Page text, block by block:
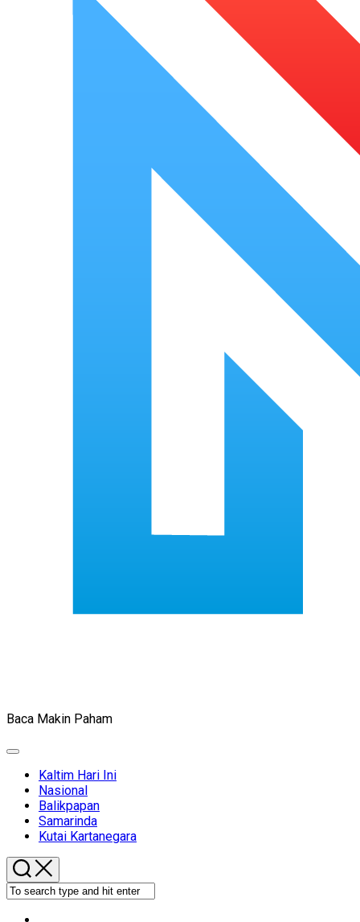
Baca Makin Paham
Expand
Kaltim Hari Ini
Nasional
Balikpapan
Samarinda
Kutai Kartanegara